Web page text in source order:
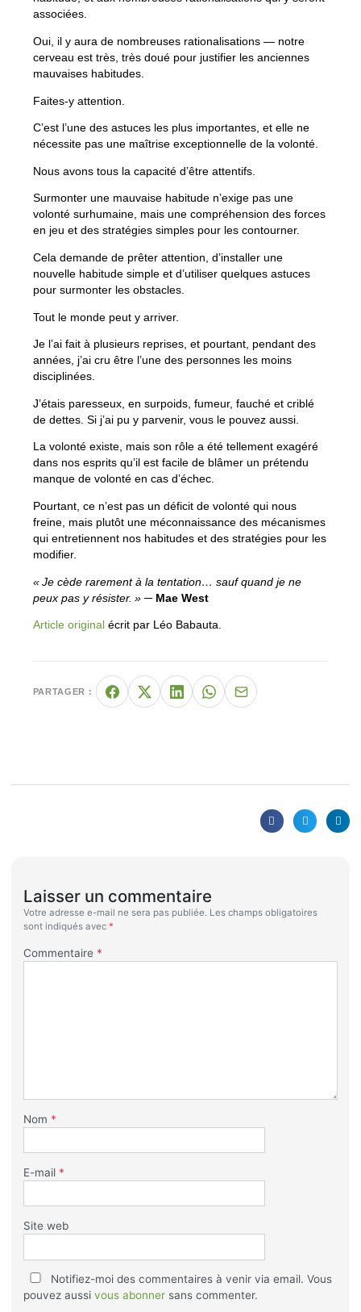
associées.
Oui, il y aura de nombreuses rationalisations — notre
cerveau est très, très doué pour justifier les anciennes
mauvaises habitudes.
Faites-y attention.
C’est l’une des astuces les plus importantes, et elle ne
nécessite pas une maîtrise exceptionnelle de la volonté.
Nous avons tous la capacité d’être attentifs.
Surmonter une mauvaise habitude n’exige pas une
volonté surhumaine, mais une compréhension des forces
en jeu et des stratégies simples pour les contourner.
Cela demande de prêter attention, d’installer une
nouvelle habitude simple et d’utiliser quelques astuces
pour surmonter les obstacles.
Tout le monde peut y arriver.
Je l’ai fait à plusieurs reprises, et pourtant, pendant des
années, j’ai cru être l’une des personnes les moins
disciplinées.
J’étais paresseux, en surpoids, fumeur, fauché et criblé
de dettes. Si j’ai pu y parvenir, vous le pouvez aussi.
La volonté existe, mais son rôle a été tellement exagéré
dans nos esprits qu’il est facile de blâmer un prétendu
manque de volonté en cas d’échec.
Pourtant, ce n’est pas un déficit de volonté qui nous
freine, mais plutôt une méconnaissance des mécanismes
qui entretiennent nos habitudes et des stratégies pour les
modifier.
« Je cède rarement à la tentation… sauf quand je ne
peux pas y résister. » ─ Mae West
Article original écrit par Léo Babauta.
PARTAGER :
Laisser un commentaire
Votre adresse e-mail ne sera pas publiée. Les champs obligatoires
sont indiqués avec *
Commentaire *
Nom *
E-mail *
Site web
Notifiez-moi des commentaires à venir via email. Vous
pouvez aussi vous abonnersans commenter.